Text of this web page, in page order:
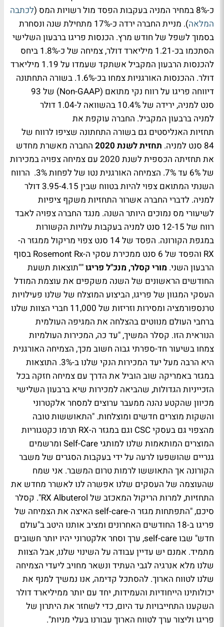
כ-8% במחיר המניה בעקבות הפסד מול רשויות המס (
לכתבה
המלאה
). מניית החברה ירדה כ-17% מתחילת שנה ונסחרת
בסמוך לשפל של חודש מרץ. הכנסות פריגו ברבעון השלישי
הסתכמו בכ-1.21 מיליארד דולר, צמיחה של כ-1.8% ביחס
להכנסות הרבעון המקביל אשתקד שעמדו על 1.19 מיליארד
דולר. ההכנסות האורגניות צמחו בכ-1.6%. בשורה התחתונה
דיווחה פריגו על רווח נקי מתואם (Non-GAAP) של 93
סנט למניה, ירידה של 10.4% בהשוואה ל-1.04 דולר
למניה ברבעון המקביל. החברה עוקפת את
תחזיות האנליסטים גם בשורה התחתונה שציפו לרווח של
84 סנט למניה.
תחזית לשנת 2020
החברה מאשרת מחדש
את תחזיתה הכספית לשנת 2020 עם צמיחה צפויה במכירות
של 6% עד 7%. הצמיחה האורגנית נטו של לפחות 3%. הרווח
השנתי המתואם צפוי להיות בטווח שבין 3.95-4.15 דולר
למניה. לדברי החברה אשרור התחזיות משקף ציפיות
לשיעורי מס נמוכים היותר השנה. מנגד החברה צפויה לאבד
רווח של 12-15 סנט למניה בעקבות עלויות הקשורות
במגפת הקורונה. הפסד של 14 סנט צפוי מריקול ממגזר ה-
RX והפסד של 6 סנט ממכירת עסקי ה-Rosemont Rx בסוף
הרבעון השני. מורי קסלר, מנכ"ל פריגו""תוצאות תשעת
החודשים הראשונים של השנה משקפים את עוצמת המודל
העסקי המגוון של פריגו, הביצוע המוצלח של שלנו פעילויות
טרנספורמציה ומסירות וזריזות של 11,000 חברי הצוות שלנו
ברחבי העולם מנווטים בהצלחה את המגיפה העולמית
הנוראית הזו. קסלר המשיך, "עד כה, המכירות העולמיות
צמחו בשיעור חד-ספרתי גבוה חשוב מכך, הצמיחה האורגנית
היא הרבה מעל יעד המכירות הנקי שלנו ב-3%. התוצאות
במגזר באמריקה שוב הוביל את הדרך עם צמיחה חזקה בכל
הזכייניות הגדולות, שהביאה למכירות שיא ברבעון השלישי
מכיוון שהקטע נהנה ממעבר ערוצים למסחר אלקטרוני
והשקות מוצרים חדשים ומוצלחות. "התאוששות טובה
מהצפוי גם בעסקי CSC וגם במגזר ה-RX תרמו כקטגוריות
המוצרים המותאמות שלנו למותגי Self-Care ומרשמים
גנריים שהושפעו לרעה על ידי בעקבות הסגרים של משבר
הקורונה אך התאוששו לרמות טרום המשבר. אני שמח
שהעוצמה של העסקים שלנו אפשרה לנו לאשרר מחדש את
התחזיות, למרות הריקול המאכזב של RX Albuterol". קסלר
סיכם, "התפתחות מגזר ה-self-care האיצה את הצמיחה של
פריגו ב-18 החודשים האחרונים ומציב אותנו היטב ב"עולם
חדש" שבו self-care, ערך וסחר אלקטרוני יהיו יותר חשובים
מתמיד. אמנם יש עדיין עבודה על השינוי שלנו, אבל הצוות
שלנו מלא אנרגיה לגבי העתיד ונשאר מחויב ליעדי הצמיחה
שלנו לטווח הארוך. להסתכל קדימה, אנו נמשיך למנף את
יכולותינו הייחודיות והעמידות, יחד עם יותר ממיליארד דולר
השקענו התחייבויות עד היום, כדי לשחזר את היתרון של
פריגו וליצור ערך לטווח הארוך עבורנו בעלי מניות".